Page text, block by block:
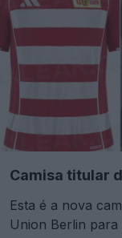
Camisa titular
Esta é a nova
Union Berlin para